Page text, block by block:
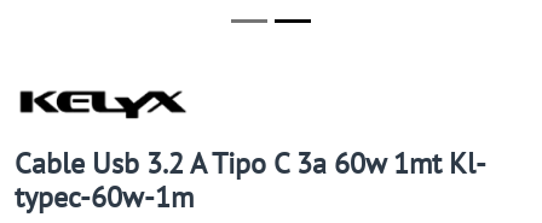
Cable Usb 3.2 A Tipo C 3a 60w 1mt Kl-
typec-60w-1m